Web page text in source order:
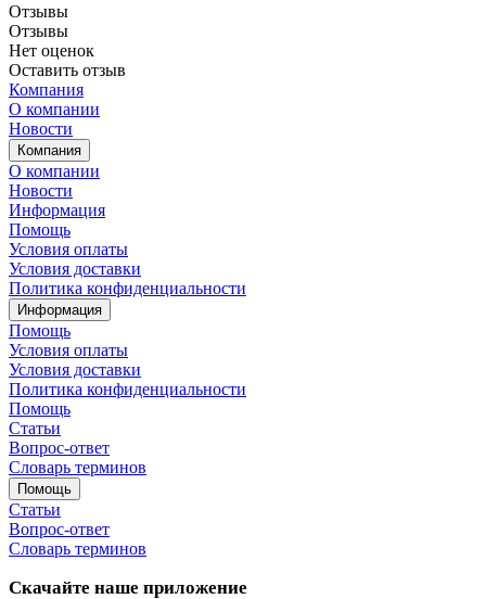
Отзывы
Отзывы
Нет оценок
Оставить отзыв
Компания
О компании
Новости
Компания
О компании
Новости
Информация
Помощь
Условия оплаты
Условия доставки
Политика конфиденциальности
Информация
Помощь
Условия оплаты
Условия доставки
Политика конфиденциальности
Помощь
Статьи
Вопрос-ответ
Словарь терминов
Помощь
Статьи
Вопрос-ответ
Словарь терминов
Скачайте наше приложение